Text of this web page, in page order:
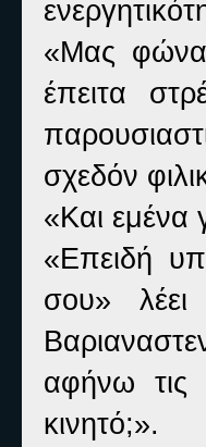
«Μας
έπειτα
σχεδόν
«Και εμένα
«Επειδή
σου»
αφήνω
κινητό;».